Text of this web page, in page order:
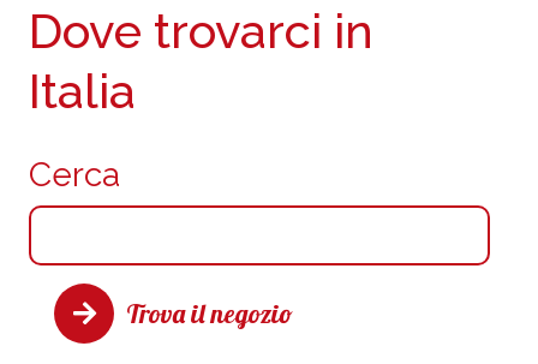
Cerca
Trova il negozio
Dove trovarci in
Italia